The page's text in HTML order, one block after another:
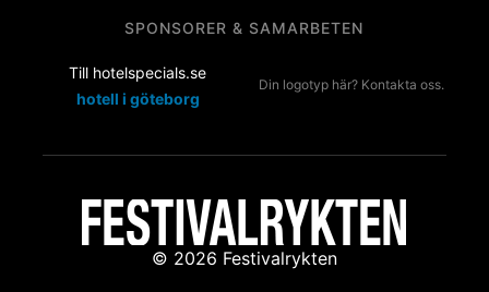
SPONSORER & SAMARBETEN
Till hotelspecials.se
hotell i göteborg
Din logotyp här? Kontakta oss.
© 2026 Festivalrykten